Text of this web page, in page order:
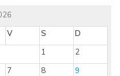
V S
D
1
2
7 8
9